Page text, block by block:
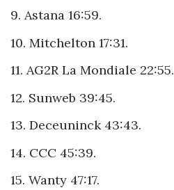
9. Astana 16:59.
10. Mitchelton 17:31.
11. AG2R La Mondiale 22:55.
12. Sunweb 39:45.
13. Deceuninck 43:43.
14. CCC 45:39.
15. Wanty 47:17.